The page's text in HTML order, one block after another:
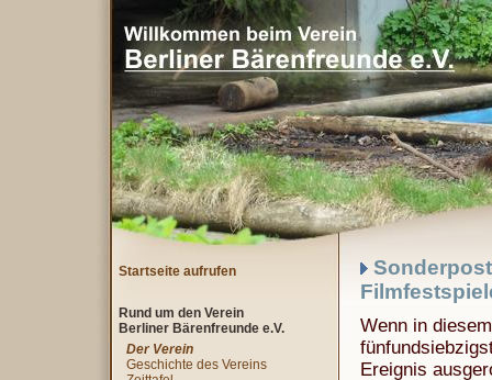
Wenn in
Ereignis
Startseite aufrufen
Rund um den Verein
Berliner Bärenfreunde e.V.
Der Verein
Geschichte des Vereins